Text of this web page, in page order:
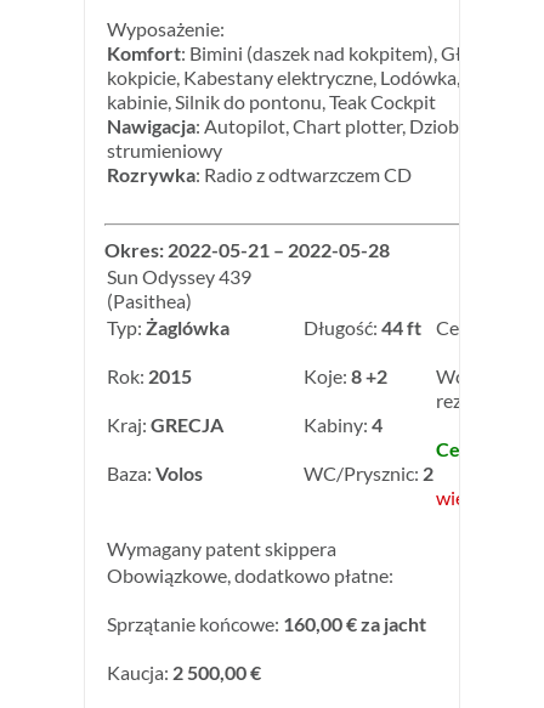
Wyposażenie:
Komfort: Bimini (daszek nad kokpitem), Głośniki w
kokpicie, Kabestany elektryczne, Lodówka,
kabinie, Silnik do pontonu, Teak Cockpit
Nawigacja: Autopilot, Chart plotter, Dziobowy ster
strumieniowy
Rozrywka: Radio z odtwarzczem CD
Okres: 2022-05-21 – 2022-05-28
Sun Odyssey 439
(Pasithea)
Typ: Żaglówka
Rok: 2015
Kraj: GRECJA
Baza: Volos
Długość: 44 ft
Koje: 8 +2
Kabiny: 4
WC/Prysznic: 2
Cena:
Wczesna
rezerwacja:
Cena: 2
więcej
Wymagany patent skippera
Obowiązkowe, dodatkowo płatne:
Sprzątanie końcowe: 160,00 € za jacht
Kaucja: 2 500,00 €